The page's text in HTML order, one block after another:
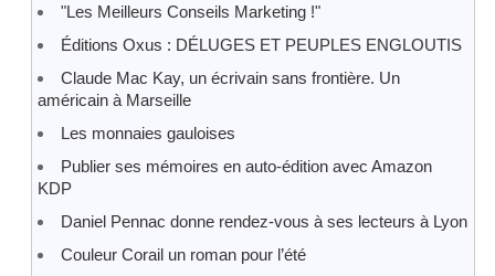
"Les Meilleurs Conseils Marketing !"
Éditions Oxus : DÉLUGES ET PEUPLES ENGLOUTIS
Claude Mac Kay, un écrivain sans frontière. Un
américain à Marseille
Les monnaies gauloises
Publier ses mémoires en auto-édition avec Amazon
KDP
Daniel Pennac donne rendez-vous à ses lecteurs à Lyon
Couleur Corail un roman pour l’été